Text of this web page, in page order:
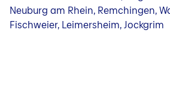
Neuburg am Rhein, Remchingen,
Fischweier, Leimersheim, Jockgrim